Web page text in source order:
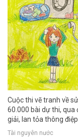
Cuộc thi vẽ tranh về
60.000 bài dự thi, qua
giải, lan tỏa thông
Tài nguyên nước